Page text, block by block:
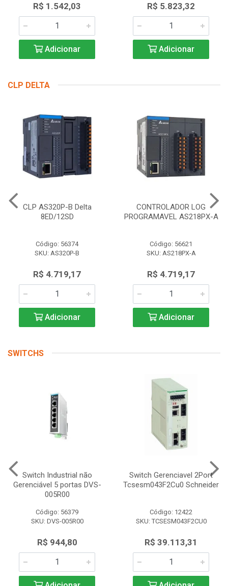
R$ 1.542,03
Adicionar
R$ 5.823,32
Adicionar
CLP DELTA
CLP AS320P-B Delta
8ED/12SD
Código: 56374
SKU: AS320P-B
R$ 4.719,17
Adicionar
CONTROLADOR LOG
PROGRAMAVEL AS218PX-A
Código: 56621
SKU: AS218PX-A
R$ 4.719,17
Adicionar
SWITCHS
Switch Industrial não
Gerenciável 5 portas DVS-
005R00
Código: 56379
SKU: DVS-005R00
R$ 944,80
Switch Gerenciavel 2Port
Tcsesm043F2Cu0 Schneider
Código: 12422
SKU: TCSESM043F2CU0
R$ 39.113,31